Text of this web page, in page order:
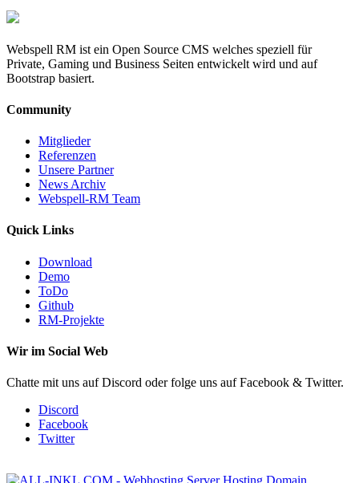
Webspell RM ist ein Open Source CMS welches speziell für
Private, Gaming und Business Seiten entwickelt wird und auf
Bootstrap basiert.
Community
Mitglieder
Referenzen
Unsere Partner
News Archiv
Webspell-RM Team
Quick Links
Download
Demo
ToDo
Github
RM-Projekte
Wir im Social Web
Chatte mit uns auf Discord oder folge uns auf Facebook & Twitter.
Discord
Facebook
Twitter